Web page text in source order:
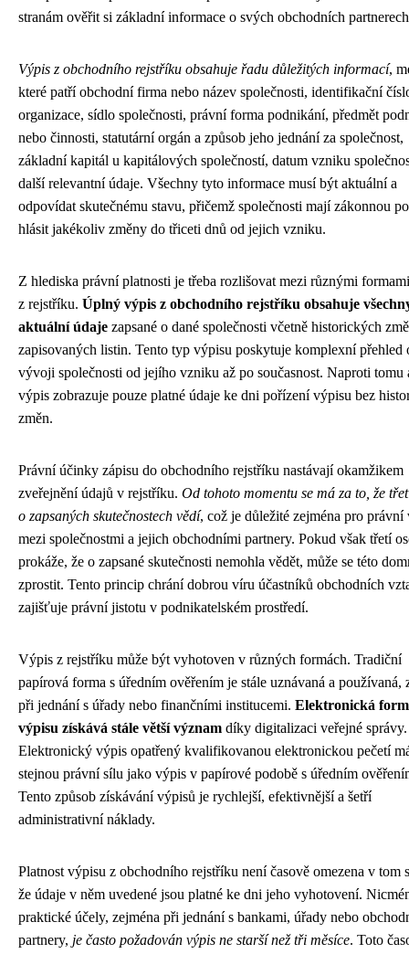
stranám ověřit si základní informace o svých obchodních
Výpis z obchodního rejstříku obsahuje řadu důležitých informací,
které patří obchodní firma nebo název společnosti, identifikační
organizace, sídlo společnosti, právní forma podnikání, předmět
nebo činnosti, statutární orgán a způsob jeho jednání za společnost,
základní kapitál u kapitálových společností, datum vzniku
další relevantní údaje. Všechny tyto informace musí být aktuální a
odpovídat skutečnému stavu, přičemž společnosti mají zákonnou
hlásit jakékoliv změny do třiceti dnů od jejich vzniku.
Z hlediska právní platnosti je třeba rozlišovat mezi různými
z rejstříku. Úplný výpis z obchodního rejstříku obsahuje
aktuální údaje zapsané o dané společnosti včetně historických
zapisovaných listin. Tento typ výpisu poskytuje komplexní přehled
vývoji společnosti od jejího vzniku až po současnost. Naproti tomu
výpis zobrazuje pouze platné údaje ke dni pořízení výpisu bez
změn.
Právní účinky zápisu do obchodního rejstříku nastávají okamžikem
zveřejnění údajů v rejstříku. Od tohoto momentu se má za to, že
o zapsaných skutečnostech vědí, což je důležité zejména pro právní
mezi společnostmi a jejich obchodními partnery. Pokud však třetí
prokáže, že o zapsané skutečnosti nemohla vědět, může se této
zprostit. Tento princip chrání dobrou víru účastníků obchodních
zajišťuje právní jistotu v podnikatelském prostředí.
Výpis z rejstříku může být vyhotoven v různých formách. Tradiční
papírová forma s úředním ověřením je stále uznávaná a používaná,
při jednání s úřady nebo finančními institucemi. Elektronická
výpisu získává stále větší význam díky digitalizaci veřejné správy.
Elektronický výpis opatřený kvalifikovanou elektronickou pečetí
stejnou právní sílu jako výpis v papírové podobě s úředním
Tento způsob získávání výpisů je rychlejší, efektivnější a šetří
administrativní náklady.
Platnost výpisu z obchodního rejstříku není časově omezena v tom
že údaje v něm uvedené jsou platné ke dni jeho vyhotovení.
praktické účely, zejména při jednání s bankami, úřady nebo
partnery, je často požadován výpis ne starší než tři měsíce. Toto